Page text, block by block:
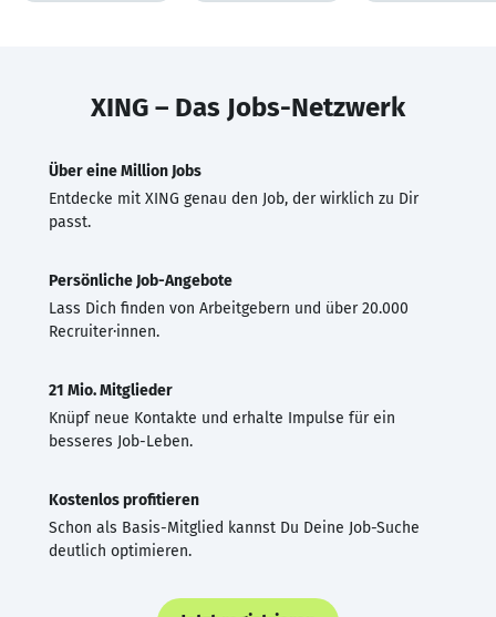
XING – Das Jobs-Netzwerk
Über eine Million Jobs
Entdecke mit XING genau den Job, der wirklich zu Dir
passt.
Persönliche Job-Angebote
Lass Dich finden von Arbeitgebern und über 20.000
Recruiter·innen.
21 Mio. Mitglieder
Knüpf neue Kontakte und erhalte Impulse für ein
besseres Job-Leben.
Kostenlos profitieren
Schon als Basis-Mitglied kannst Du Deine Job-Suche
deutlich optimieren.